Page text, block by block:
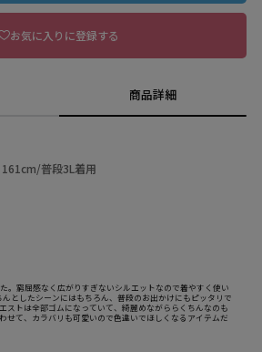
お気に入りに登録する
商品詳細
普段3L着用
。窮屈感なく広がりすぎないシルエットなので着やすく使い
としたシーンにはもちろん、普段のお出かけにもピッタリで
ストは全部ゴムになっていて、綺麗めながららくちんなのも
せて、カラバリも可愛いので色違いでほしくなるアイテムだ